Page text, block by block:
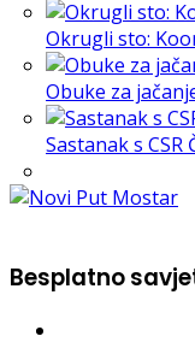
Okrugli sto:
Obuke za
Sastanak s
Besplatno